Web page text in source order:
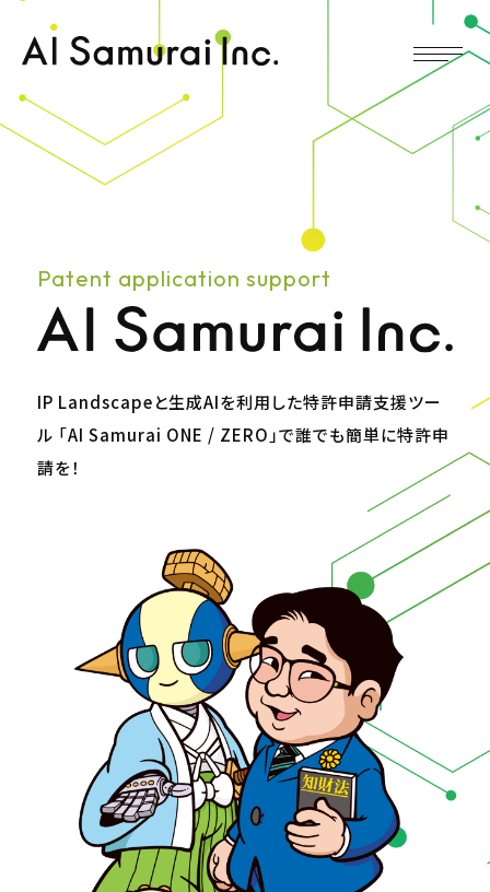
Patent application support
IP Landscapeと生成AIを利用した特許申請支援ツー
ル 「AI Samurai ONE / ZERO」で誰でも簡単に特許申
請を！